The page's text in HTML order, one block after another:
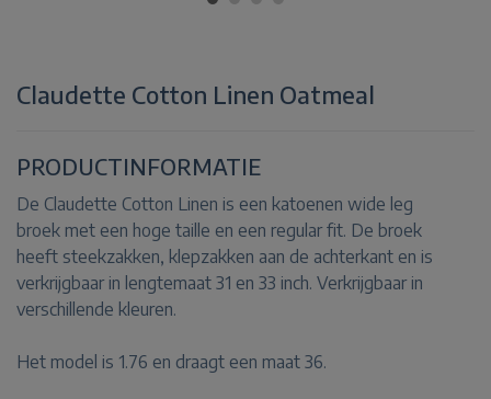
Claudette Cotton Linen Oatmeal
PRODUCTINFORMATIE
De Claudette Cotton Linen is een katoenen wide leg
broek met een hoge taille en een regular fit. De broek
heeft steekzakken, klepzakken aan de achterkant en is
verkrijgbaar in lengtemaat 31 en 33 inch. Verkrijgbaar in
verschillende kleuren.
Het model is 1.76 en draagt een maat 36.